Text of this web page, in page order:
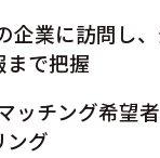
企業に訪問し
まで把握
ッチング希望
ング